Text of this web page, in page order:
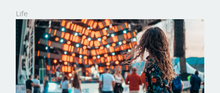
Life